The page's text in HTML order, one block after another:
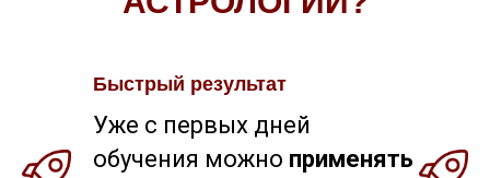
Быстрый результат
Уже с первых дней
обучения можно применять